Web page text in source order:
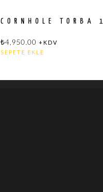
CORNHOLE TORBA
₺4,950.00 +KDV
SEPETE EKLE